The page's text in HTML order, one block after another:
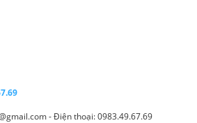
- Điện thoại: 0983.49.67.69